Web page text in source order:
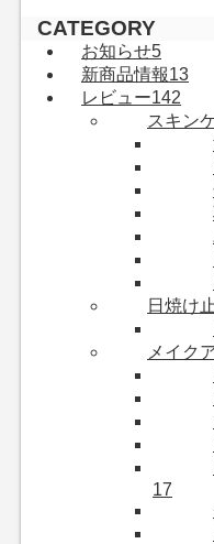
CATEGORY
お知らせ5
新商品情報13
レビュー142
スキン
日焼け
メイク
17